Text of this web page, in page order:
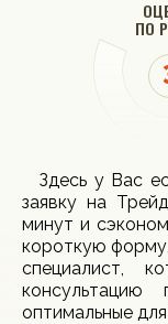
ПО
Здесь у Вас
заявку на
минут и
короткую
специалист,
оптимальные